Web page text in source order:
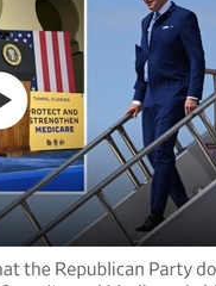
Colombia Violenta
Disposiciones Claves a las
El Senado rechaza Decretos